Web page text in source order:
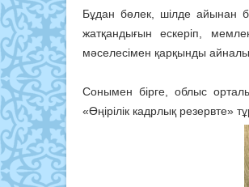
Бұдан бөлек, шілде айынан
жатқандығын ескеріп,
мәселесімен қарқынды
Сонымен бірге, облыс
«Өңірілік кадрлық резервте»